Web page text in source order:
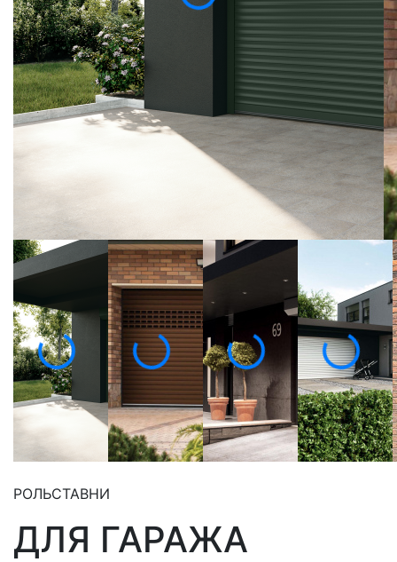
РОЛЬСТАВНИ
ДЛЯ ГАРАЖА